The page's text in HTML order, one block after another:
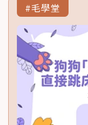
#毛學堂